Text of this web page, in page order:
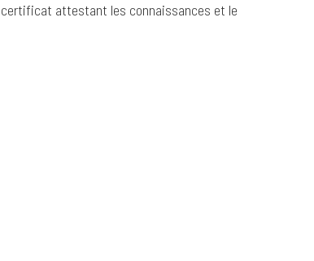
certificat attestant les connaissances et le